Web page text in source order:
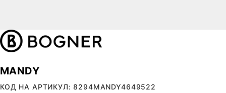
MANDY
КОД НА АРТИКУЛ: 8294MANDY4649522